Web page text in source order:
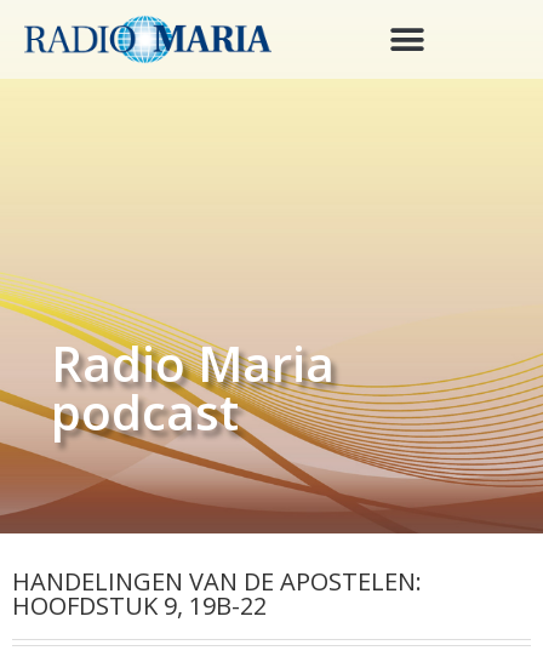
Radio Maria
podcast
HANDELINGEN VAN DE APOSTELEN:
HOOFDSTUK 9, 19B-22